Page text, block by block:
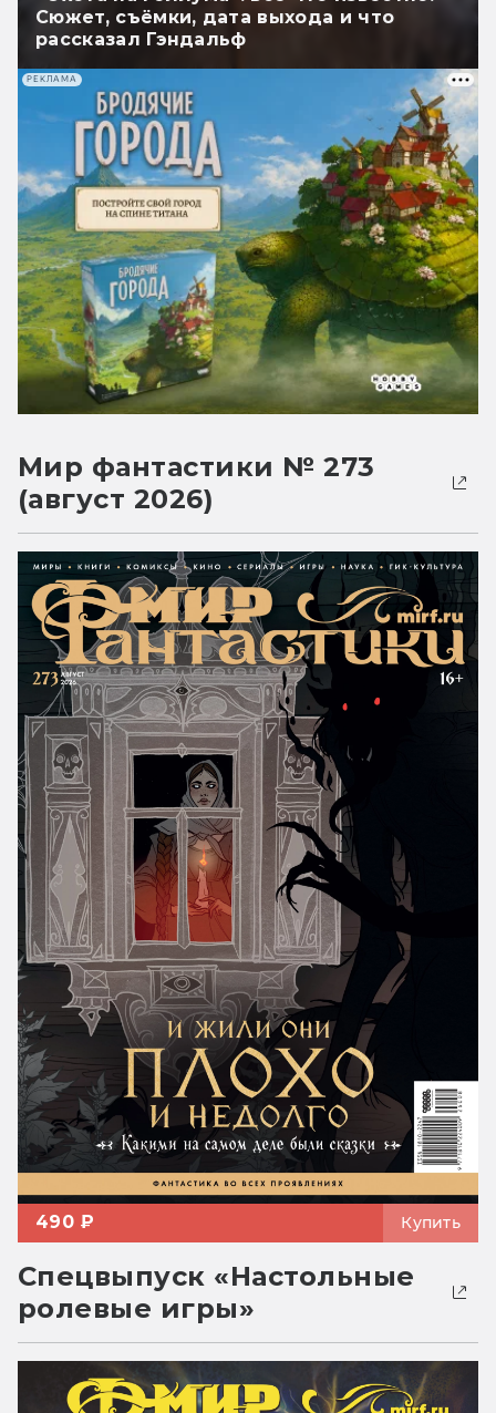
Сюжет, съёмки, дата выхода и что
рассказал Гэндальф
РЕКЛАМА
Мир фантастики № 273
(август 2026)
490 ₽ Купить
Спецвыпуск «Настольные
ролевые игры»